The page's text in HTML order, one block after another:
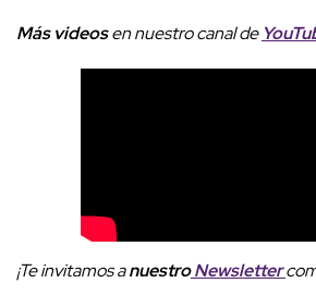
Más videosen nuestro canal de
¡Te invitamos anuestroNewsletter